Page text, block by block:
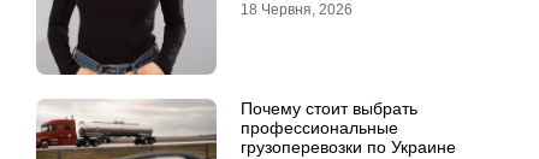
18 Червня, 2026
Почему стоит выбрать
профессиональные
грузоперевозки по Украине